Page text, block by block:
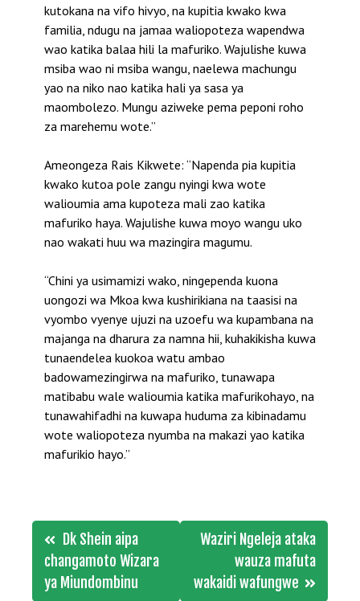
kutokana na vifo hivyo, na kupitia kwako kwa
familia, ndugu na jamaa waliopoteza wapendwa
wao katika balaa hili la mafuriko. Wajulishe kuwa
msiba wao ni msiba wangu, naelewa machungu
yao na niko nao katika hali ya sasa ya
maombolezo. Mungu aziweke pema peponi roho
za marehemu wote.”
Ameongeza Rais Kikwete: “Napenda pia kupitia
kwako kutoa pole zangu nyingi kwa wote
walioumia ama kupoteza mali zao katika
mafuriko haya. Wajulishe kuwa moyo wangu uko
nao wakati huu wa mazingira magumu.
“Chini ya usimamizi wako, ningependa kuona
uongozi wa Mkoa kwa kushirikiana na taasisi na
vyombo vyenye ujuzi na uzoefu wa kupambana na
majanga na dharura za namna hii, kuhakikisha kuwa
tunaendelea kuokoa watu ambao
badowamezingirwa na mafuriko, tunawapa
matibabu wale walioumia katika mafurikohayo, na
tunawahifadhi na kuwapa huduma za kibinadamu
wote waliopoteza nyumba na makazi yao katika
mafurikio hayo.”
Post
navigation
Dk Shein aipa
changamoto Wizara
ya Miundombinu
Waziri Ngeleja ataka
wauza mafuta
wakaidi wafungwe